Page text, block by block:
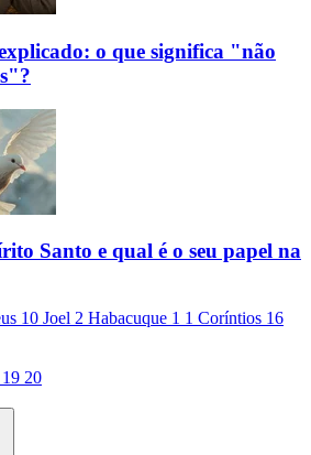
o que significa "não
Santo e qual é o seu papel na
10 Joel 2 Habacuque 1 1 Coríntios 16
19 20